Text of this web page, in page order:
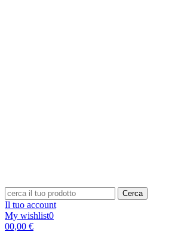
Cerca
Il tuo account
My wishlist0
00,00 €